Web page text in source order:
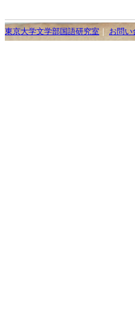
東京大学文学部国語研究室 ｜ お問い